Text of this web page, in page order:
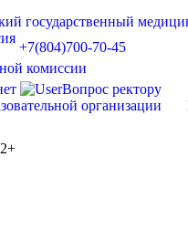
государственный
+7(804)700-70-45
комиссии
Вопрос ректору
организации